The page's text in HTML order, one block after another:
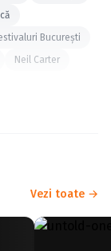
Bucureşti
Neil Carter
Vezi toate →